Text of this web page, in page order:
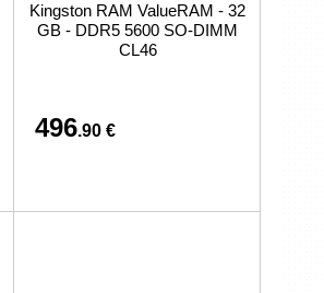
Kingston RAM ValueRAM - 32
GB - DDR5 5600 SO-DIMM
CL46
496.90 €